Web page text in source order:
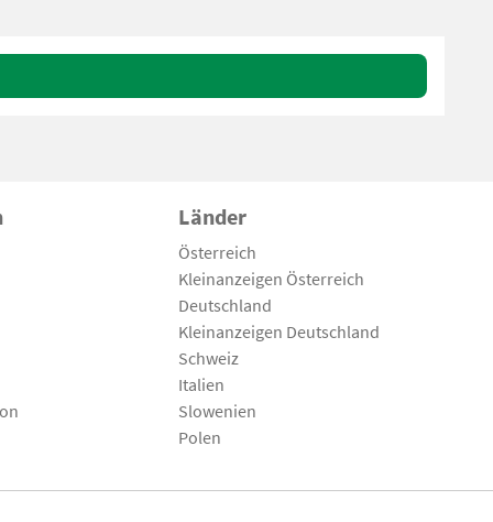
Länder
Österreich
Kleinanzeigen Österreich
Deutschland
Kleinanzeigen Deutschland
Schweiz
Italien
Slowenien
Polen